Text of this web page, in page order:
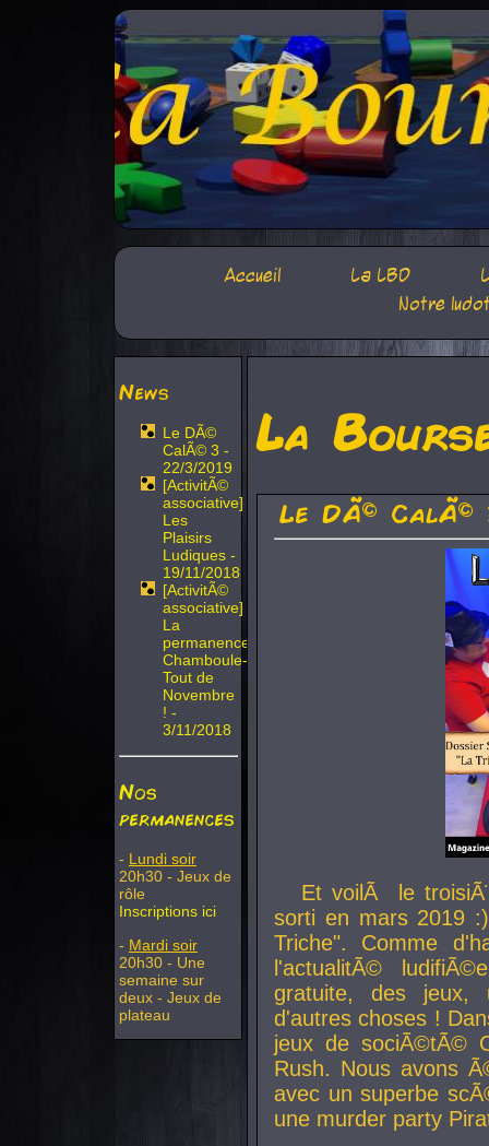
Accueil La LBD
Notre
News
Le DÃ©
CalÃ© 3 -
22/3/2019
[ActivitÃ©
associative]
Les
Plaisirs
Ludiques -
19/11/2018
[ActivitÃ©
associative]
La
permanence
Chamboule-
Tout de
Novembre
! -
3/11/2018
Nos
permanences
- Lundi soir
20h30 - Jeux de
rôle
Inscriptions ici
- Mardi soir
20h30 - Une
semaine sur
deux - Jeux de
plateau
La
Le DÃ© CalÃ©
Et voilÃ le
sorti en mars 2019
Triche". Comme
l'actualitÃ©
gratuite, des jeux,
d'autres choses !
jeux de sociÃ©tÃ©
Rush. Nous avons
avec un superbe
une murder party